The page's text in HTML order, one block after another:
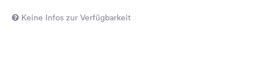
Keine Infos zur Verfügbarkeit